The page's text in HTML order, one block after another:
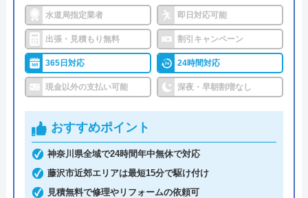
ている水道修理プロは、電話での相談から最短10分
で駆けつけ可能な地域密着型の業者です。
出張見積もりは無料かつ24時間・365日いつでも対
応しているため、夜間の急なトラブルも安心して頼
施工実績10万件以上という豊富な経験に基づく技術
力があるからこそ、施工保証7年という手厚いサポ
ートを用意していることも特徴です。
水道局指定業者 即日対応可能
出張・見積もり無料 割引キャンペーン
365日対応 24時間対応
現金以外の支払い可能 深夜・早朝割増なし
おすすめポイント
神奈川県全域で24時間年中無休で対応
藤沢市近郊エリアは最短15分で駆け付け
見積無料で修理やリフォームの依頼可